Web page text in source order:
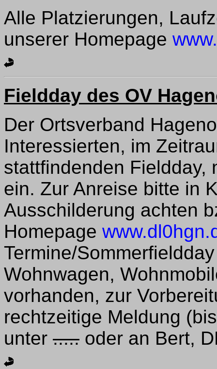
Alle Platzierungen,
unserer Homepage
Fieldday des OV
Der Ortsverband
Interessierten, im
stattfindenden Fieldday,
ein. Zur Anreise bitte in
Ausschilderung achten
Homepage
Termine/
Wohnwagen,
vorhanden, zur
rechtzeitige Meldung
unter ..... oder an Bert,